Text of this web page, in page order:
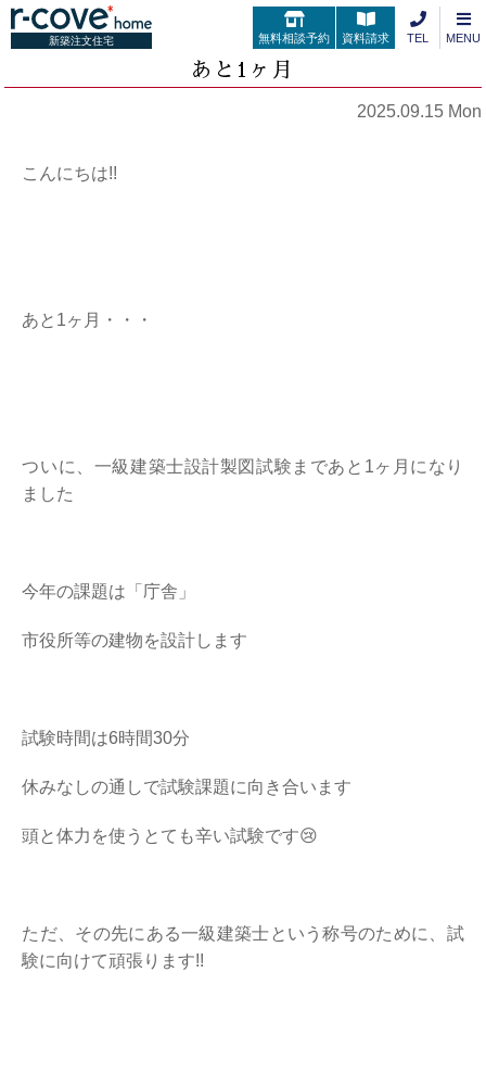
新築注文住宅 無料相談予約 資料請求 TEL MENU
あと1ヶ月
2025.09.15 Mon
こんにちは!!
あと1ヶ月・・・
ついに、一級建築士設計製図試験まであと1ヶ月になり
ました
今年の課題は「庁舎」
市役所等の建物を設計します
試験時間は6時間30分
休みなしの通しで試験課題に向き合います
頭と体力を使うとても辛い試験です😢
ただ、その先にある一級建築士という称号のために、試
験に向けて頑張ります!!